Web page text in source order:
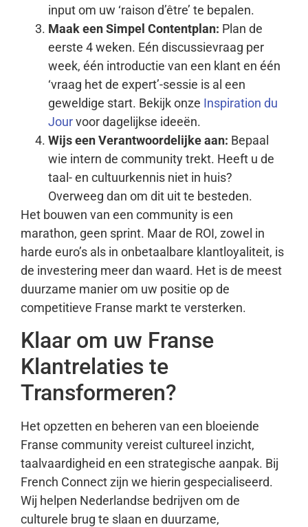
input om uw ‘raison d’être’ te bepalen.
Maak een Simpel Contentplan: Plan de
eerste 4 weken. Eén discussievraag per
week, één introductie van een klant en één
‘vraag het de expert’-sessie is al een
geweldige start. Bekijk onze Inspiration du
Jourvoor dagelijkse ideeën.
Wijs een Verantwoordelijke aan: Bepaal
wie intern de community trekt. Heeft u de
taal- en cultuurkennis niet in huis?
Overweeg dan om dit uit te besteden.
Het bouwen van een community is een
marathon, geen sprint. Maar de ROI, zowel in
harde euro’s als in onbetaalbare klantloyaliteit, is
de investering meer dan waard. Het is de meest
duurzame manier om uw positie op de
competitieve Franse markt te versterken.
Klaar om uw Franse
Klantrelaties te
Transformeren?
Het opzetten en beheren van een bloeiende
Franse community vereist cultureel inzicht,
taalvaardigheid en een strategische aanpak. Bij
French Connect zijn we hierin gespecialiseerd.
Wij helpen Nederlandse bedrijven om de
culturele brug te slaan en duurzame,